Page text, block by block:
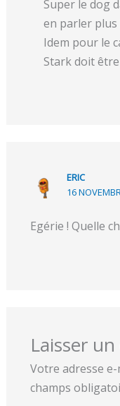
Super le dog
en parler
Idem pour le
Stark doit
ERIC
16
Egérie ! Quelle
Laisser
Votre adresse
champs